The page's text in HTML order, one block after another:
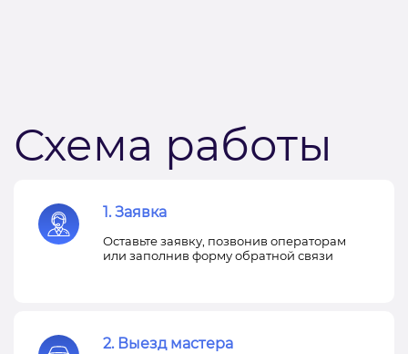
Схема работы
1. Заявка
Оставьте заявку, позвонив операторам
или заполнив форму обратной связи
2. Выезд мастера